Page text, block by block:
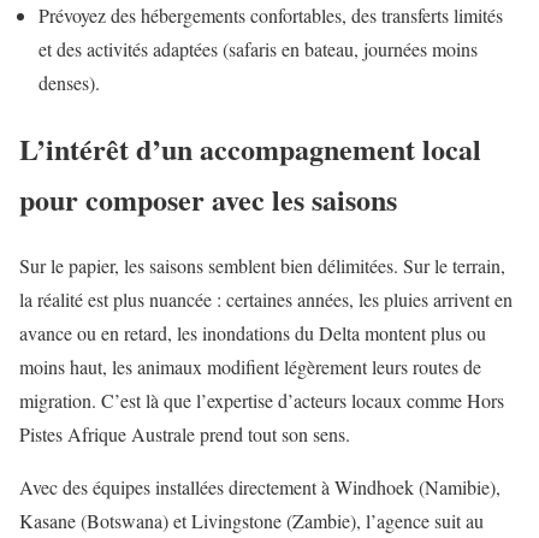
Prévoyez des hébergements confortables, des transferts limités
et des activités adaptées (safaris en bateau, journées moins
denses).
L’intérêt d’un accompagnement local
pour composer avec les saisons
Sur le papier, les saisons semblent bien délimitées. Sur le terrain,
la réalité est plus nuancée : certaines années, les pluies arrivent en
avance ou en retard, les inondations du Delta montent plus ou
moins haut, les animaux modifient légèrement leurs routes de
migration. C’est là que l’expertise d’acteurs locaux comme Hors
Pistes Afrique Australe prend tout son sens.
Avec des équipes installées directement à Windhoek (Namibie),
Kasane (Botswana) et Livingstone (Zambie), l’agence suit au